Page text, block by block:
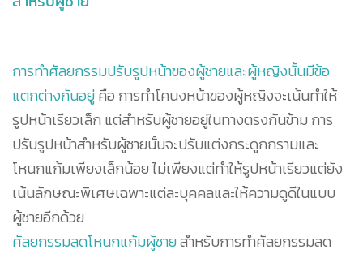
การทำศัลยกรรมปรับรูปหน้าของผู้ชายและผู้หญิงนั้นมีข้อ
แตกต่างกันอยู่คือ การทำโคนงหน้าของผู้หญิงจะเน้นทำให้
รูปหน้าเรียวเล็ก แต่สำหรับผู้ชายอยู่ในทางตรงกันข้าม การ
ปรับรูปหน้าสำหรับผู้ชายนั้นจะปรับแต่งกระดูกกรามและ
โหนกแก้มเพียงเล็กน้อย ไม่เพียงแต่ทำให้รูปหน้าเรียวแต่ยัง
เน้นลักษณะพิเศษเฉพาะแต่ละบุคคลและให้ความดูดีในแบบ
ผู้ชายอีกด้วย
ศัลยกรรมลดโหนกแก้มผู้ชายสำหรับการทำศัลยกรรมลด